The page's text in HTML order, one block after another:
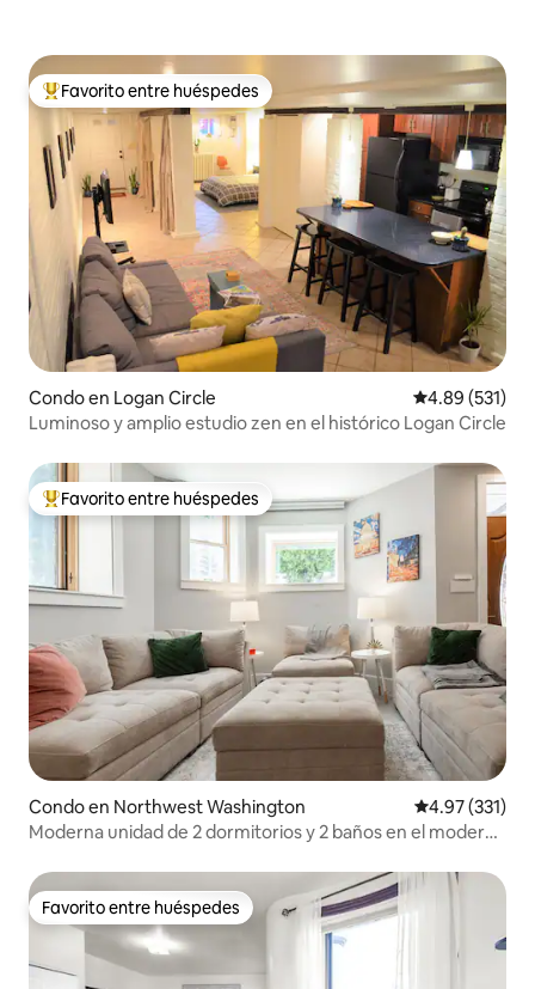
Favorito entre huéspedes preferido
Favorito entre huéspedes
Condo en Logan Circle Calificación
4.89 (531)
Luminoso y amplio estudio zen en el histórico Logan Circle
Favorito entre huéspedes preferido
Favorito entre huéspedes
Condo en Northwest Washington Calificación
4.97 (331)
Moderna unidad de 2 dormitorios y 2 baños en el moderno
Favorito entre huéspedes
Favorito entre huéspedes